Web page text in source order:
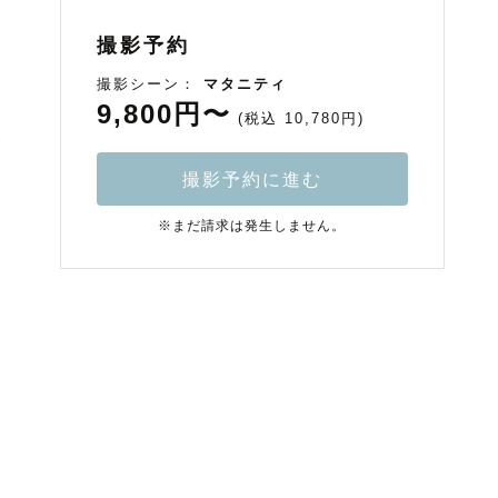
撮影予約
撮影シーン： マタニティ
9,800円〜 (税込 10,780円)
撮影予約に進む
※まだ請求は発生しません。